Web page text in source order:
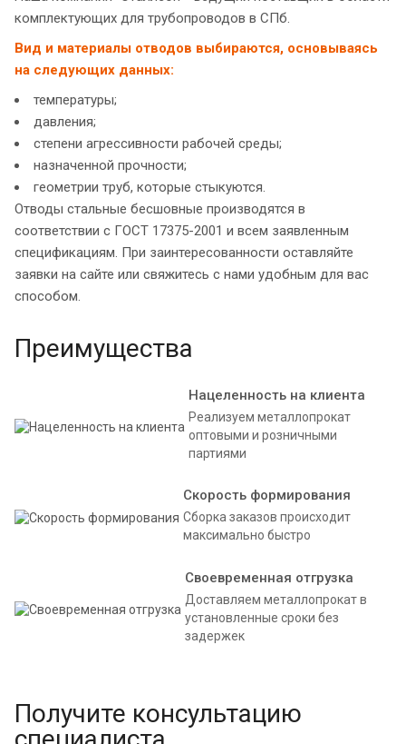
комплектующих для трубопроводов в СПб.
Вид и материалы отводов выбираются, основываясь
на следующих данных:
температуры;
давления;
степени агрессивности рабочей среды;
назначенной прочности;
геометрии труб, которые стыкуются.
Отводы стальные бесшовные производятся в
соответствии с ГОСТ 17375-2001 и всем заявленным
спецификациям. При заинтересованности оставляйте
заявки на сайте или свяжитесь с нами удобным для вас
способом.
Преимущества
Нацеленность на клиента
Реализуем металлопрокат
оптовыми и розничными
партиями
Скорость формирования
Сборка заказов происходит
максимально быстро
Своевременная отгрузка
Доставляем металлопрокат в
установленные сроки без
задержек
Получите консультацию